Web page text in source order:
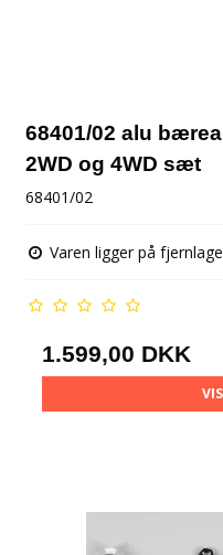
68401/02 alu
2WD og 4WD sæt
68401/02
Varen ligger på
1.599,00 DKK